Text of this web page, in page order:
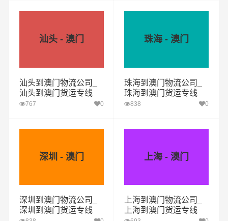
汕头 - 澳门
汕头到澳门物流公司_
汕头到澳门货运专线
767 0
珠海 - 澳门
珠海到澳门物流公司_
珠海到澳门货运专线
838 0
深圳 - 澳门
深圳到澳门物流公司_
深圳到澳门货运专线
上海 - 澳门
上海到澳门物流公司_
上海到澳门货运专线